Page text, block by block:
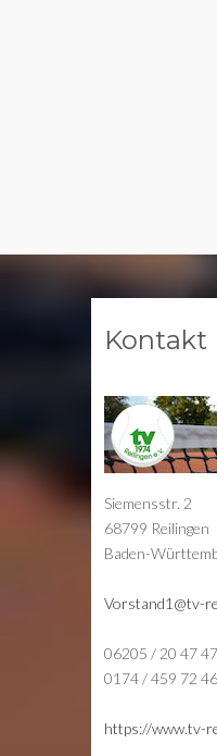
Kontakt
Siemensstr. 2
68799 Reilingen
Baden-
Vorstand1@tv-
06205 / 20 47
0174 / 459 72
https://www.tv-